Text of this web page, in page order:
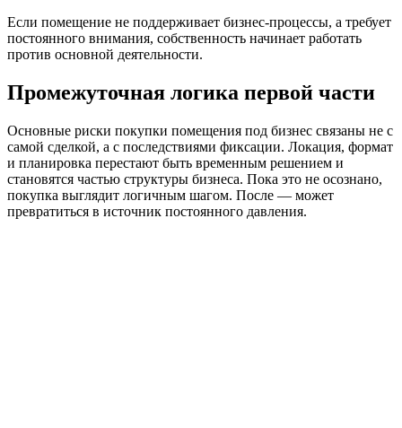
Если помещение не поддерживает бизнес-процессы, а требует
постоянного внимания, собственность начинает работать
против основной деятельности.
Промежуточная логика первой части
Основные риски покупки помещения под бизнес связаны не с
самой сделкой, а с последствиями фиксации. Локация, формат
и планировка перестают быть временным решением и
становятся частью структуры бизнеса. Пока это не осознано,
покупка выглядит логичным шагом. После — может
превратиться в источник постоянного давления.